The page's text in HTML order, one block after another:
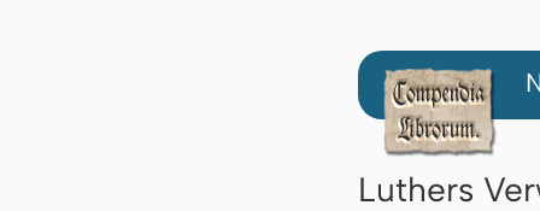
Luthers